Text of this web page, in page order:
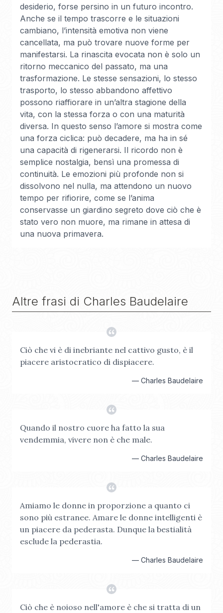
desiderio, forse persino in un futuro incontro.
Anche se il tempo trascorre e le situazioni
cambiano, l’intensità emotiva non viene
cancellata, ma può trovare nuove forme per
manifestarsi. La rinascita evocata non è solo un
ritorno meccanico del passato, ma una
trasformazione. Le stesse sensazioni, lo stesso
trasporto, lo stesso abbandono affettivo
possono riaffiorare in un’altra stagione della
vita, con la stessa forza o con una maturità
diversa. In questo senso l’amore si mostra come
una forza ciclica: può decadere, ma ha in sé
una capacità di rigenerarsi. Il ricordo non è
semplice nostalgia, bensì una promessa di
continuità. Le emozioni più profonde non si
dissolvono nel nulla, ma attendono un nuovo
tempo per rifiorire, come se l’anima
conservasse un giardino segreto dove ciò che è
stato vero non muore, ma rimane in attesa di
una nuova primavera.
Altre frasi di Charles Baudelaire
Ciò che vi è di inebriante nel cattivo gusto, è il
piacere aristocratico di dispiacere.
— Charles Baudelaire
Quando il nostro cuore ha fatto la sua
vendemmia, vivere non è che male.
— Charles Baudelaire
Amiamo le donne in proporzione a quanto ci
sono più estranee. Amare le donne intelligenti è
un piacere da pederasta. Dunque la bestialità
esclude la pederastia.
— Charles Baudelaire
Ciò che è noioso nell'amore è che si tratta di un